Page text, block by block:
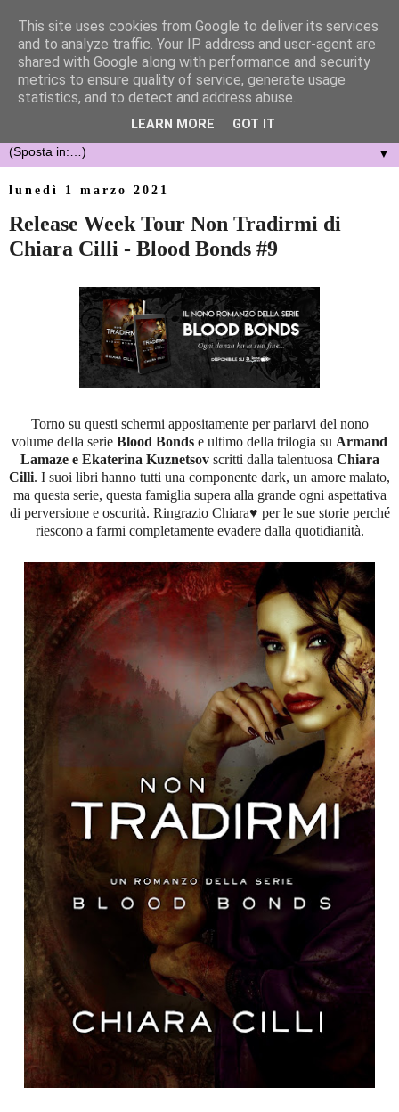
▼
lunedì 1 marzo 2021
Release Week Tour Non Tradirmi di
Chiara Cilli - Blood Bonds #9
Torno su questi schermi appositamente per parlarvi del nono
volume della serie Blood Bonds e ultimo della trilogia su Armand
Lamaze e Ekaterina Kuznetsov scritti dalla talentuosa Chiara
Cilli. I suoi libri hanno tutti una componente dark, un amore malato,
ma questa serie, questa famiglia supera alla grande ogni aspettativa
di perversione e oscurità. Ringrazio Chiara♥ per le sue storie perché
riescono a farmi completamente evadere dalla quotidianità.
This site uses cookies from Google to deliver its services
and to analyze traffic. Your IP address and user-agent are
shared with Google along with performance and security
metrics to ensure quality of service, generate usage
statistics, and to detect and address abuse.
LEARN MORE GOT IT